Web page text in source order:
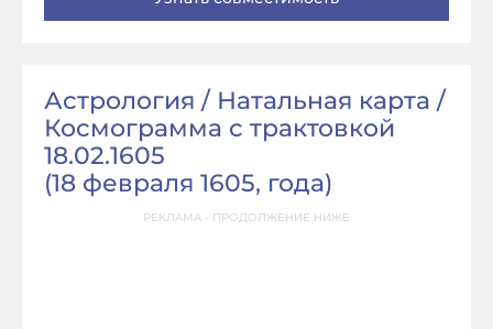
Астрология / Натальная карта /
Космограмма с трактовкой
18.02.1605
(18 февраля 1605, года)
РЕКЛАМА - ПРОДОЛЖЕНИЕ НИЖЕ